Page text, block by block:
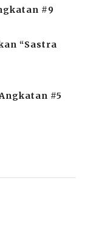
#9
“Sastra
#5